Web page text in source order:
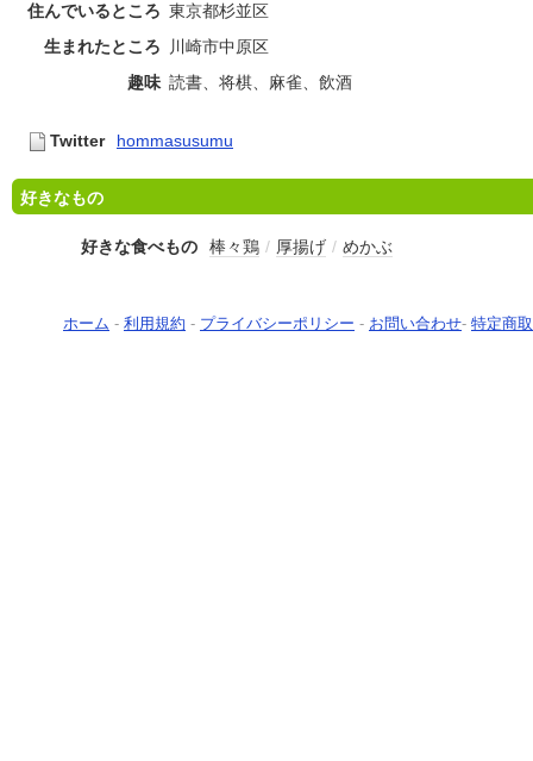
住んでいるところ 東京都杉並区
生まれたところ
川崎市中原区
趣味 読書、将棋、麻雀、飲酒
Twitter hommasusumu
好きなもの
好きな食べもの 棒々鶏 / 厚揚げ / めかぶ
ホーム - 利用規約 - プライバシーポリシー - お問い合わせ- 特定商